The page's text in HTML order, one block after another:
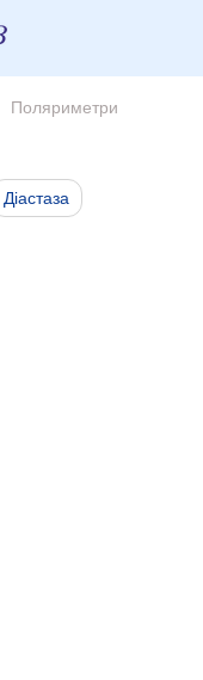
Поляриметри
Діастаза